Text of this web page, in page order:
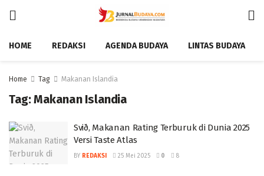
HOME REDAKSI AGENDA BUDAYA LINTAS BUDAYA
Home Tag Makanan Islandia
Tag:Makanan Islandia
Svið, Makanan Rating Terburuk di Dunia 2025
Versi Taste Atlas ‎
BY REDAKSI 25 Mei 2025 0 8